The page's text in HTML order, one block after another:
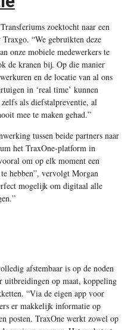
zoektocht naar een
“We gebruikten deze
onze mobiele medewerkers te
de kranen bij. Op die manier
en de locatie van al ons
in ‘real time’ kunnen
als diefstalpreventie, al
mee te maken gehad.”
tussen beide partners naar
het TraxOne-platform in
om op elk moment een
hebben”, vervolgt Morgan
mogelijk om digitaal alle
afstembaar is op de noden
uitbreidingen op maat, koppeling
“Via de eigen app voor
er makkelijk informatie op
posten. TraxOne werkt zowel op